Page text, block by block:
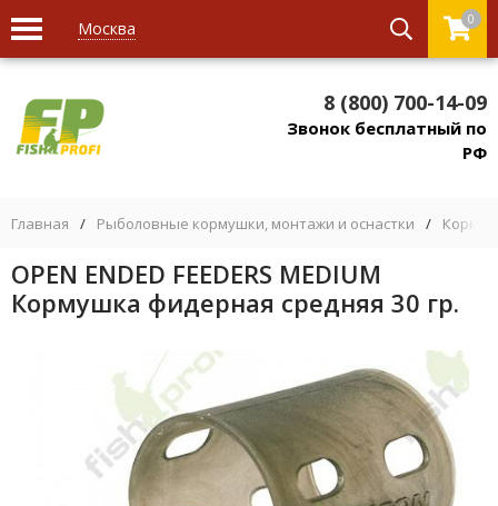
Москва 0
8 (800) 700-14-09
Звонок бесплатный по
РФ
Главная / Рыболовные кормушки, монтажи и оснастки /
OPEN ENDED FEEDERS MEDIUM
Кормушка фидерная средняя 30 гр.